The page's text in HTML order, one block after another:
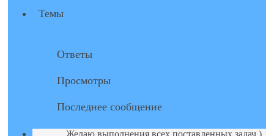
Темы
Ответы
Просмотры
Последнее сообщение
Желаю выполнения всех поставленных задач )